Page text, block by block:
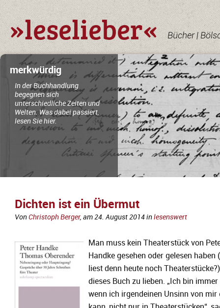
»leselieber« Bücher |
merkwürdig
In der Buchhandlung
begegnen sich
unterschiedliche Zeiten und
Welten. Was dabei passiert,
lesen Sie hier.
Dichten ist ein Übermut
VonChristoph Berger, am24. August 2014inlesenswert
Man muss kein Theaterstück von
Handke gesehen oder gelesen haben
liest denn heute noch
dieses Buch zu lieben. „Ich bin immer
wenn ich irgendeinen Unsinn von mir